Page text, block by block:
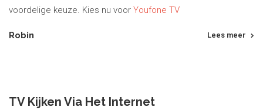
voordelige keuze. Kies nu voor Youfone TV
Robin Lees meer
TV Kijken Via Het Internet